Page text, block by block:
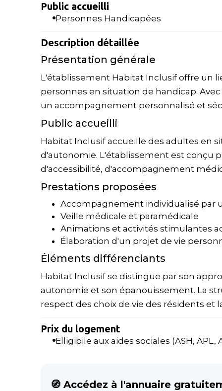
Public accueilli
Personnes Handicapées
Description détaillée
Présentation générale
L'établissement Habitat Inclusif offre un
personnes en situation de handicap.
un accompagnement personnalisé et
Public accueilli
Habitat Inclusif accueille des adultes en
d'autonomie. L'établissement est conçu
d'accessibilité, d'accompagnement
Prestations proposées
Accompagnement individualisé par
Veille médicale et paramédicale
Animations et activités stimulantes
Élaboration d'un projet de vie
Éléments différenciants
Habitat Inclusif se distingue par son
autonomie et son épanouissement. La
respect des choix de vie des résidents
Prix du logement
Elligibile aux aides sociales (ASH, APL,
🧭 Accédez à l'annuaire